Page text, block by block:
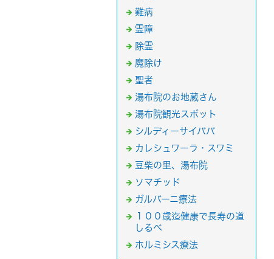
難病
霊障
除霊
魔除け
聖者
湯布院のお地蔵さん
湯布院観光スポット
シルディーサイババ
カレシュワーラ・スワミ
豆柴の里、湯布院
ソマチッド
ガルバーニ療法
１００歳迄健康で長寿の道
しるべ
ホルミシス療法